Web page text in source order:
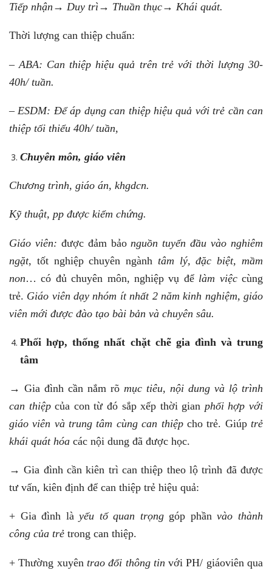
Tiếp nhận→ Duy trì→ Thuần thục→ Khái quát.
Thời lượng can thiệp chuẩn:
– ABA: Can thiệp hiệu quả trên trẻ với thời lượng 30-
40h/ tuần.
– ESDM: Để áp dụng can thiệp hiệu quả với trẻ cần can
thiệp tối thiểu 40h/ tuần,
Chuyên môn, giáo viên
Chương trình, giáo án, khgdcn.
Kỹ thuật, pp được kiểm chứng.
Giáo viên: được đảm bảo nguồn tuyển đầu vào nghiêm
ngặt, tốt nghiệp chuyên ngành tâm lý, đặc biệt, mầm
non… có đủ chuyên môn, nghiệp vụ để làm việccùng
trẻ. Giáo viên dạy nhóm ít nhất 2 năm kinh nghiệm, giáo
viên mới được đào tạo bài bản và chuyên sâu.
Phối hợp, thống nhất chặt chẽ gia đình và trung
tâm
→ Gia đình cần nắm rõ mục tiêu, nội dung và lộ trình
can thiệpcủa con từ đó sắp xếp thời gian phối hợp với
giáo viên và trung tâm cùng can thiệp cho trẻ. Giúptrẻ
khái quát hóa các nội dung đã được học.
→ Gia đình cần kiên trì can thiệp theo lộ trình đã được
tư vấn, kiên định để can thiệp trẻ hiệu quả:
+ Gia đình làyếu tố quan trọng góp phầnvào thành
công của trẻ trong can thiệp.
+ Thường xuyên trao đổi thông tinvới PH/ giáoviên qua